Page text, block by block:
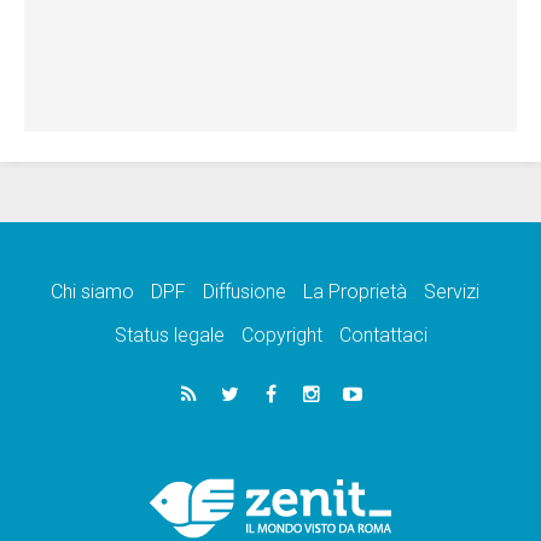
Chi siamo DPF Diffusione La Proprietà
Servizi
Status legale
Copyright Contattaci